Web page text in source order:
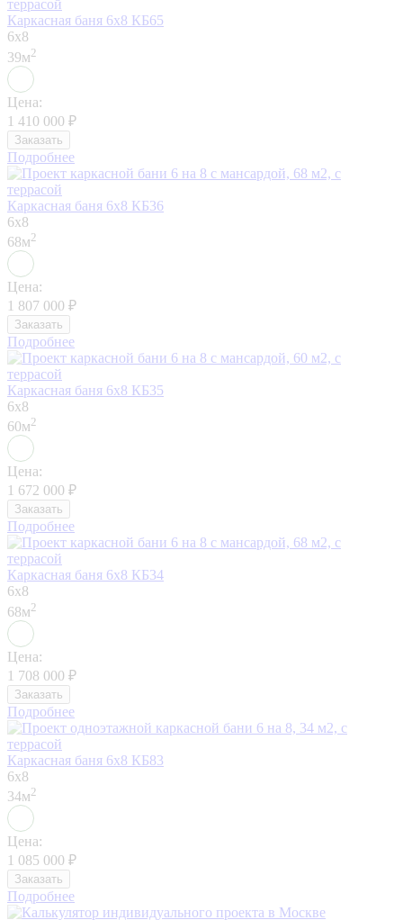
Каркасная баня 6х8 КБ65
6x8
39м2
Цена:
1 410 000 ₽
Заказать
Подробнее
Каркасная баня 6х8 КБ36
6x8
68м2
Цена:
1 807 000 ₽
Заказать
Подробнее
Каркасная баня 6х8 КБ35
6x8
60м2
Цена:
1 672 000 ₽
Заказать
Подробнее
Каркасная баня 6х8 КБ34
6x8
68м2
Цена:
1 708 000 ₽
Заказать
Подробнее
Каркасная баня 6х8 КБ83
6x8
34м2
Цена:
1 085 000 ₽
Заказать
Подробнее